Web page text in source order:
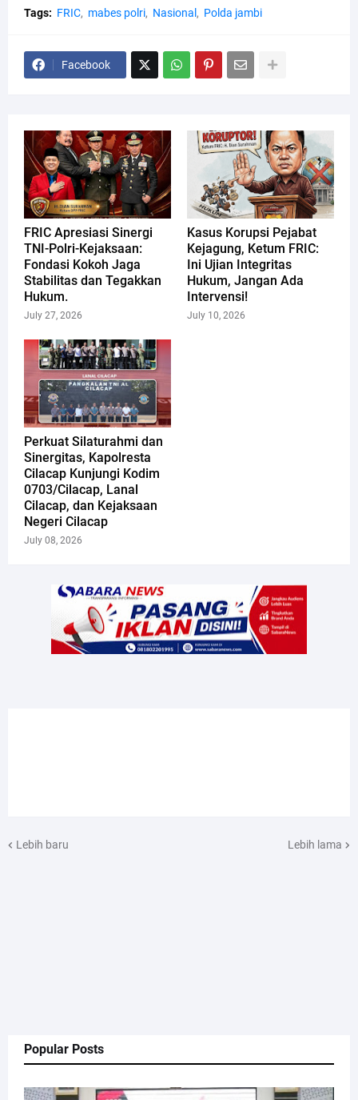
Popular Posts
Tags: FRIC mabes polri Nasional Polda jambi
Facebook
FRIC Apresiasi Sinergi
TNI-Polri-Kejaksaan:
Fondasi Kokoh Jaga
Stabilitas dan Tegakkan
Hukum.
July 27, 2026
Kasus Korupsi Pejabat
Kejagung, Ketum FRIC:
Ini Ujian Integritas
Hukum, Jangan Ada
Intervensi!
July 10, 2026
Perkuat Silaturahmi dan
Sinergitas, Kapolresta
Cilacap Kunjungi Kodim
0703/Cilacap, Lanal
Cilacap, dan Kejaksaan
Negeri Cilacap
July 08, 2026
Lebih baru Lebih lama